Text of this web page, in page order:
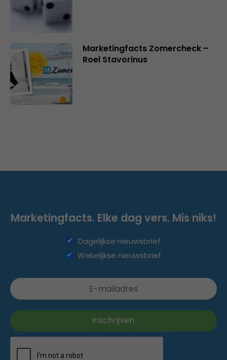
Marketingfacts Zomercheck –
Roel Stavorinus
Marketingfacts. Elke dag vers. Mis niks!
Dagelijkse nieuwsbrief
Wekelijkse nieuwsbrief